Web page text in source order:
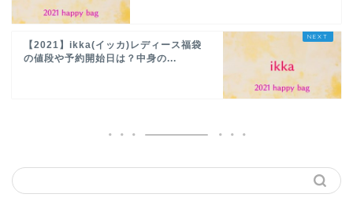
【2021】ikka(イッカ)レディース福袋
の値段や予約開始日は？中身の...